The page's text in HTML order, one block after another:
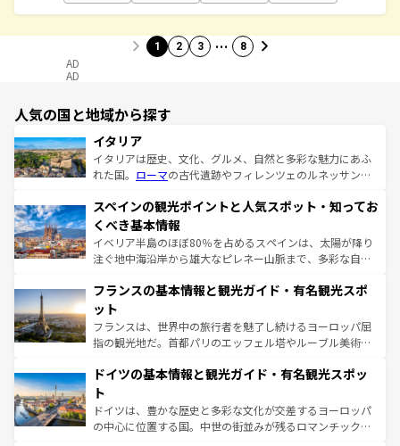
1 2 3 … 8
AD
AD
人気の国と地域から探す
イタリア
イタリアは歴史、文化、グルメ、自然と多彩な魅力にあふ
れた国。 ローマの古代遺跡やフィレンツェのルネッサンス
ろん、トスカーナの美しい田園風景やアマルフィ海岸の絶
景など、自然景観も見逃せない。観光の合間には、本場の
ピザやパスタなど、絶品のイタリア料理を堪能することも
できる。朝目覚めてから夜眠るまで、すべての瞬間を楽し
なお、新着のイタリア情報はコンテンツ一覧を参照してほ
しい。
スペインの観光ポイントと人気スポット・知ってお
くべき基本情報
イベリア半島のほぼ80％を占めるスペインは、太陽が降り
注ぐ地中海沿岸から雄大なピレネー山脈まで、多彩な自然
文化が根付くこの国では、情熱的なフラメンコ、熱気あふ
れる闘牛、そして美味しいタパスが生活の一部となってい
る。首都マドリードの洗練された雰囲気や、バルセロナの
アートに溢れた街角から、地方では古代ローマ遺跡や中世
せる。地方によって風土や気候が異なるスペインはその個
ンテンツ一覧 を参照してほしい。
フランスの基本情報と観光ガイド・有名観光スポ
ット
フランスは、世界中の旅行者を魅了し続けるヨーロッパ屈
指の観光地だ。首都パリのエッフェル塔やルーブル美術館
で、幅広い魅力が詰まっている。華麗な宮殿、歴史的な大
聖堂、美しいビーチ、そして豊かな自然が、訪れる者を心
から魅了する。また、フランスは美食の国としても知ら
れ、フランス料理はユネスコ無形文化遺産にも登録されて
ドイツの基本情報と観光ガイド・有名観光スポッ
ト
ドイツは、豊かな歴史と多彩な文化が交差するヨーロッパ
の中心に位置する国。中世の街並みが残るロマンチック街